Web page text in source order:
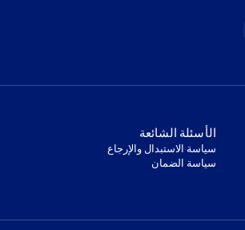
‫الأسئلة الشائعة‬
‫سياسة الاستبدال والإرجاع‬
‫سياسة الضمان‬